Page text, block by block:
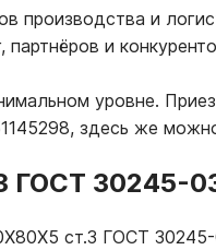
производства и
и
уровне.
здесь же
ГОСТ 30245-
ст.3 ГОСТ